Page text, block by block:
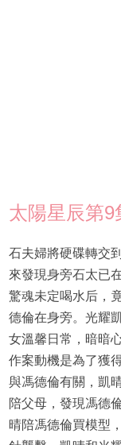
太陽星辰第9
石夫婦將硬碟轉交
來發現身旁石太已
驚魂未定喝水后，
德倫在身旁。光耀
女溫馨日常，暗暗
作案動機是為了獲
與馮德倫有關，凱
陪父母，發現馮德
晴陪馮德倫買模型